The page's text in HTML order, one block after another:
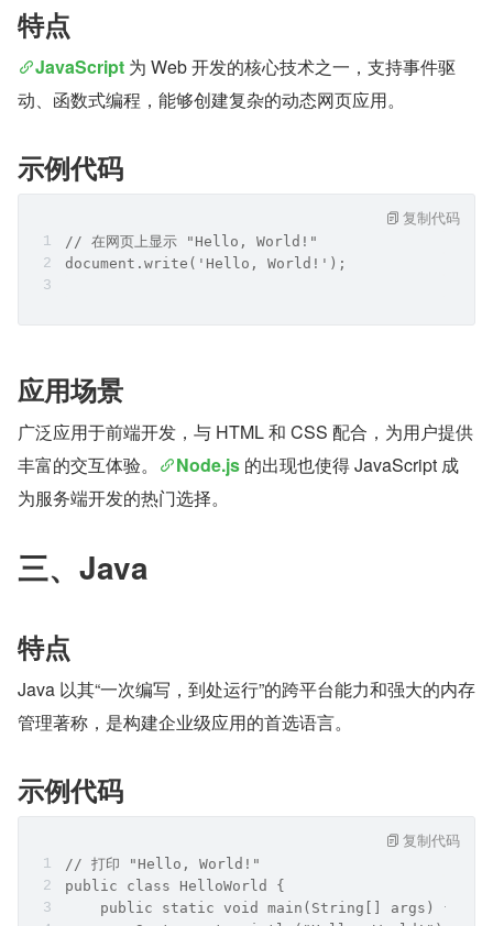
特点
JavaScript 为 Web 开发的核心技术之一，支持事件驱
动、函数式编程，能够创建复杂的动态网页应用。
示例代码
// 在网页上显示 "Hello, World!"
document.write('Hello, World!');
复制代码
应用场景
广泛应用于前端开发，与 HTML 和 CSS 配合，为用户提供
丰富的交互体验。
Node.js 的出现也使得 JavaScript 成
为服务端开发的热门选择。
三、Java
特点
Java 以其“一次编写，到处运行”的跨平台能力和强大的内存
管理著称，是构建企业级应用的首选语言。
示例代码
// 打印 "Hello, World!"
public class HelloWorld {
    public static void main(String[] args) {
复制代码